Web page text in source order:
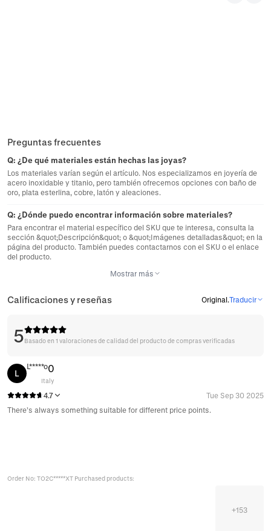
Preguntas frecuentes
Q: ¿De qué materiales están hechas las joyas?
Los materiales varían según el artículo. Nos especializamos en joyería de
acero inoxidable y titanio, pero también ofrecemos opciones con baño de
oro, plata esterlina, cobre, latón y aleaciones.
Q: ¿Dónde puedo encontrar información sobre materiales?
Para encontrar el material específico del SKU que te interesa, consulta la
sección &quot;Descripción&quot; o &quot;Imágenes detalladas&quot; en la
página del producto. También puedes contactarnos con el SKU o el enlace
del producto.
Mostrar más
Calificaciones y reseñas Original.Traducir
5Basado en 1 valoraciones de calidad del producto de compras verificadas
L
L*****o0
Italy
4.7
Tue Sep 30 2025
There’s always something suitable for different price points.
Order No: TO2C*****XT Purchased products:
+153